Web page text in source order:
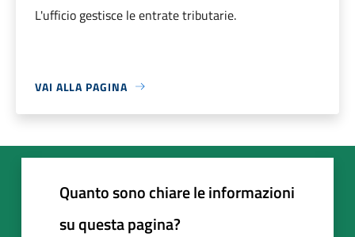
L'ufficio gestisce le entrate tributarie.
VAI ALLA PAGINA
Quanto sono chiare le informazioni
su questa pagina?